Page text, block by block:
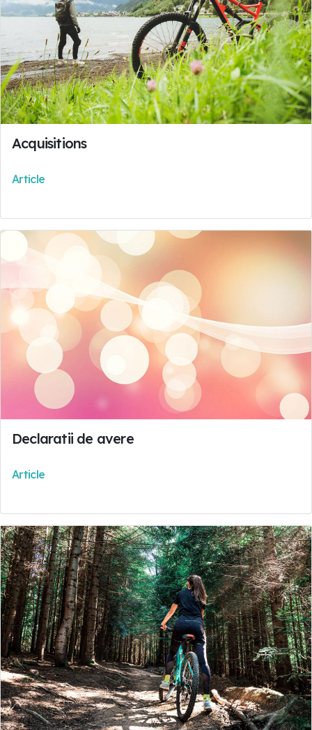
Acquisitions
Article
Declaratii de avere
Article